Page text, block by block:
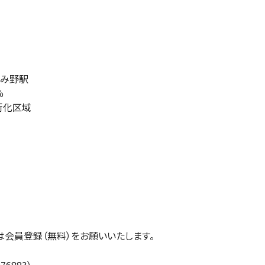
野駅
区域